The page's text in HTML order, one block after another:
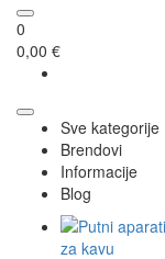
0
0,00 €
Sve kategorije
Brendovi
Informacije
Blog